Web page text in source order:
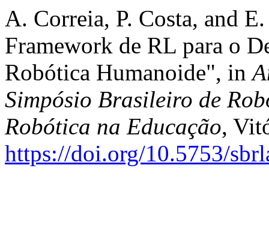
A. Correia, P. Costa, and
Framework de RL para o
Robótica Humanoide", in
Simpósio Brasileiro de
Robótica na Educação,
https://doi.org/10.5753/